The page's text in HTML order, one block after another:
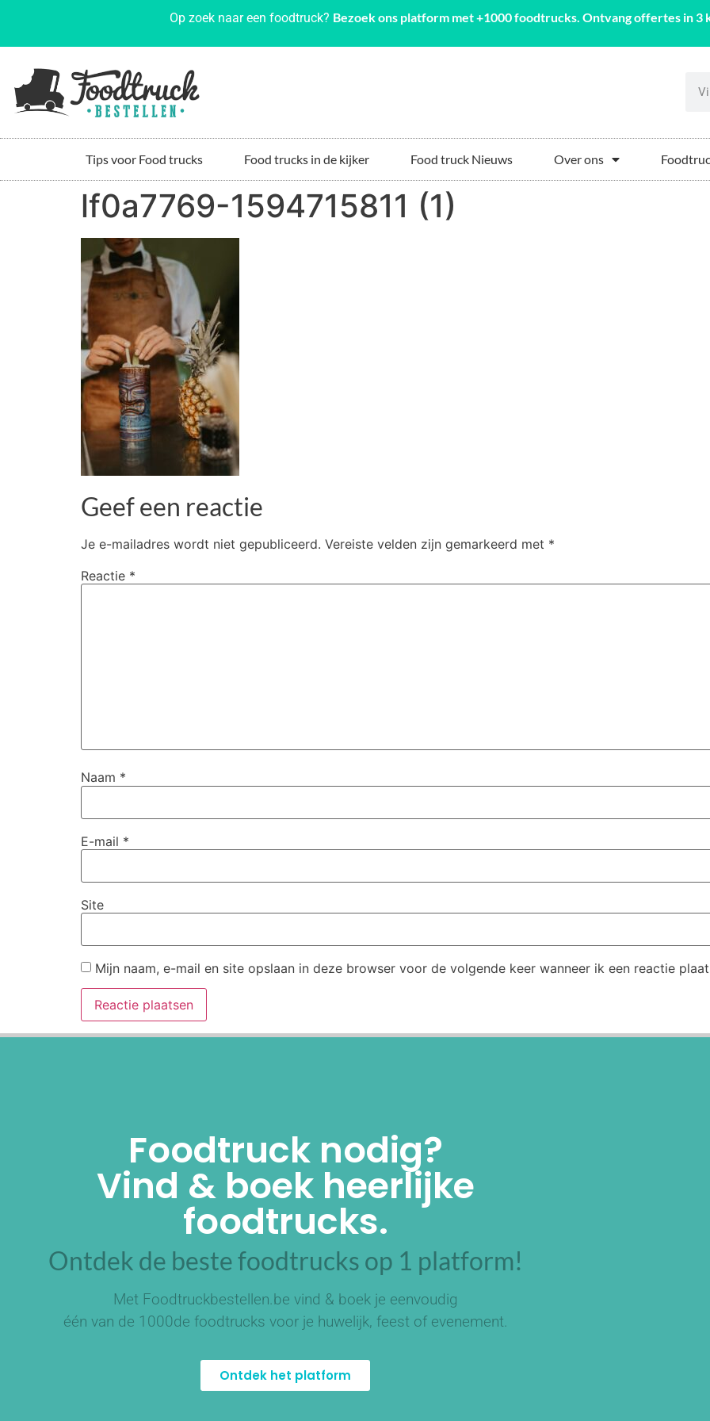
Op zoek naar een foodtruck? Bezoek ons platform met +1000 foodtrucks. Ontvang offertes in 3
Tips voor Food trucks Food trucks in de kijker Food truck Nieuws Over ons
lf0a7769-1594715811 (1)
Geef een reactie
Je e-mailadres wordt niet gepubliceerd. Vereiste velden zijn gemarkeerd met *
Reactie *
Naam *
E-mail *
Site
Mijn naam, e-mail en site opslaan in deze browser voor de volgende keer wanneer ik een reactie
Foodtruck nodig?
Vind & boek heerlijke
foodtrucks.
Ontdek de beste foodtrucks op 1 platform!
Met Foodtruckbestellen.be vind & boek je eenvoudig
één van de 1000de foodtrucks voor je huwelijk, feest of evenement.
Ontdek het platform